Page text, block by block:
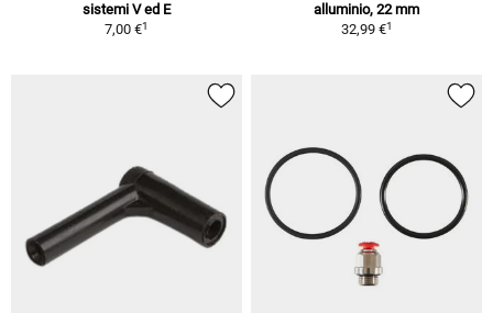
sistemi V ed E
7,00 €1
alluminio, 22 mm
32,99 €1